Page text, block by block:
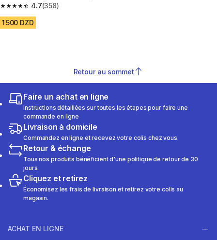
ou téléphone .
4.7
4.7 out of 5 stars from 358 reviews
(358)
1 500 DZD
Retour au sommet
Faire un achat en ligne
Instructions détaillées sur toutes les étapes pour faire une
commande en ligne
Livraison à domicile
Commandez en ligne et recevez votre colis chez vous.
Retour & échange
Tous nos produits bénéficient d'une politique de retour de 30
jours.
Cliquez et retirez
Économisez les frais de livraison et retirez votre colis au
magasin.
ACHAT EN LIGNE